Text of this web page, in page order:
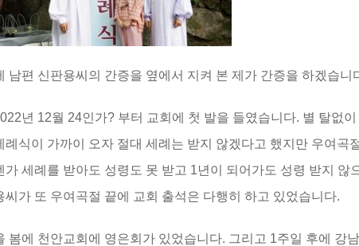
남편 신판용씨의 간증을 옆에서 지켜 본 제가 간증을 하겠습니
년 12월 24인가? 부터 교회에 첫 발을 들였습니다. 별 탈없
례식이 가까이 오자 절대 세례는 받지 않겠다고 했지만 우여곡
가 세례를 받아도 성령도 못 받고 1년이 되어가도 성령 받지
씨가 또 우여곡절 끝에 교회 출석은 다행히 하고 있었습니다.
봄에 천안교회에 영은회가 있었습니다. 그리고 1주일 후에 강